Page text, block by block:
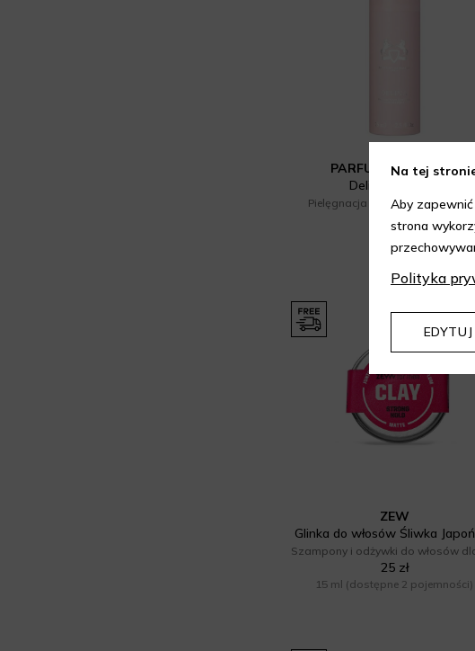
PARFUMS DE MARLY
Delina Hair Mist
Pielęgnacja włosów i skóry
251 zł
ZEW
Glinka do włosów Śliwka
25 zł
15 ml (dostępne 2 pojemności)
Na tej
Aby
strona
Polityka